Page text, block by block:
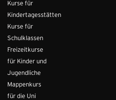
Kurse für
Kindertagesstätten
Kurse für
Schulklassen
Freizeitkurse
für Kinder und
Jugendliche
Mappenkurs
für die Uni